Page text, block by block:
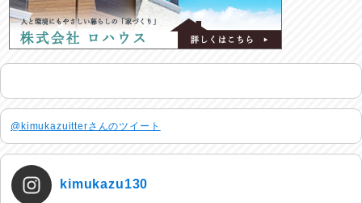
@kimukazuitterさんのツイート
kimukazu130